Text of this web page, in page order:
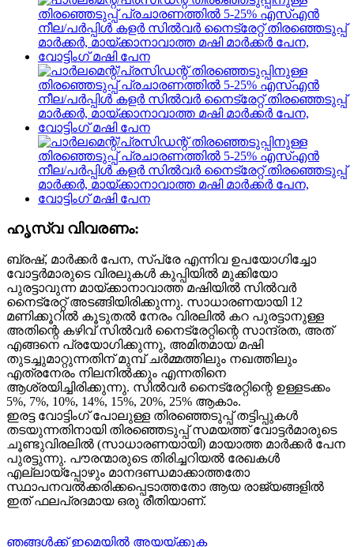
ഹൃസ്വ വിവരണം:
ബ്രഷ്, മാർക്കർ പേന, സ്പ്രേ എന്നിവ ഉപയോഗിച്ചോ
വോട്ടർമാരുടെ വിരലുകൾ കുപ്പിയിൽ മുക്കിയോ
പുരട്ടാവുന്ന മായ്ക്കാനാവാത്ത മഷിയിൽ സിൽവർ
നൈട്രേറ്റ് അടങ്ങിയിരിക്കുന്നു. സാധാരണയായി 12
മണിക്കൂറിൽ കൂടുതൽ നേരം വിരലിൽ കറ പുരട്ടാനുള്ള
അതിന്റെ കഴിവ് സിൽവർ നൈട്രേറ്റിന്റെ സാന്ദ്രത, അത്
എങ്ങനെ പ്രയോഗിക്കുന്നു, അമിതമായ മഷി
തുടച്ചുമാറ്റുന്നതിന് മുമ്പ് ചർമ്മത്തിലും നഖത്തിലും
എത്രനേരം നിലനിൽക്കും എന്നതിനെ
ആശ്രയിച്ചിരിക്കുന്നു. സിൽവർ നൈട്രേറ്റിന്റെ ഉള്ളടക്കം
5%, 7%, 10%, 14%, 15%, 20%, 25% ആകാം.
ഇരട്ട വോട്ടിംഗ് പോലുള്ള തിരഞ്ഞെടുപ്പ് തട്ടിപ്പുകൾ
തടയുന്നതിനായി തിരഞ്ഞെടുപ്പ് സമയത്ത് വോട്ടർമാരുടെ
ചൂണ്ടുവിരലിൽ (സാധാരണയായി) മായാത്ത മാർക്കർ പേന
പുരട്ടുന്നു. പൗരന്മാരുടെ തിരിച്ചറിയൽ രേഖകൾ
എല്ലായ്പ്പോഴും മാനദണ്ഡമാക്കാത്തതോ
സ്ഥാപനവൽക്കരിക്കപ്പെടാത്തതോ ആയ രാജ്യങ്ങളിൽ
ഇത് ഫലപ്രദമായ ഒരു രീതിയാണ്.
ഞങ്ങൾക്ക് ഇമെയിൽ അയയ്ക്കുക